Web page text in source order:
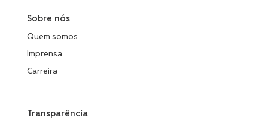
Sobre nós
Quem somos
Imprensa
Carreira
Transparência